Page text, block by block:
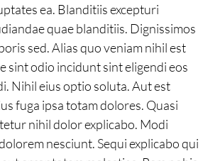
ea. Blanditiis excepturi
quae blanditiis. Dignissimos
sed. Alias quo veniam nihil est
sint odio incidunt sint eligendi eos
Nihil eius optio soluta. Aut est
fuga ipsa totam dolores. Quasi
nihil dolor explicabo. Modi
nesciunt. Sequi explicabo qui